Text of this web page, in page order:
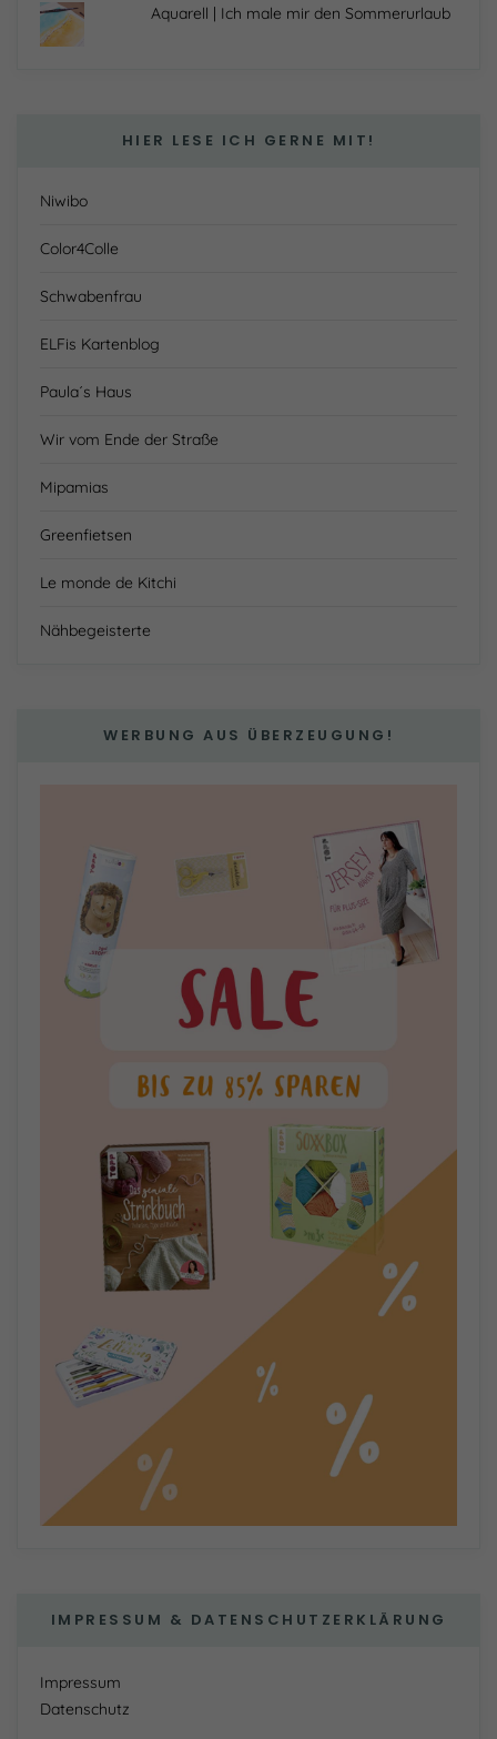
Aquarell | Ich male mir den Sommerurlaub
HIER LESE ICH GERNE MIT!
Niwibo
Color4Colle
Schwabenfrau
ELFis Kartenblog
Paula´s Haus
Wir vom Ende der Straße
Mipamias
Greenfietsen
Le monde de Kitchi
Nähbegeisterte
WERBUNG AUS ÜBERZEUGUNG!
IMPRESSUM & DATENSCHUTZERKLÄRUNG
Impressum
Datenschutz